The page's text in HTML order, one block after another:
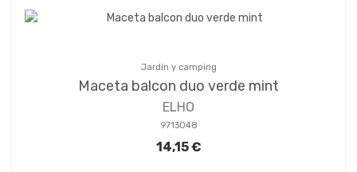
Jardín y camping
Maceta balcon duo verde mint
ELHO
9713048
14,15 €